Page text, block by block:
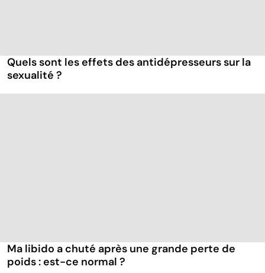
Quels sont les effets des antidépresseurs sur la
sexualité ?
Ma libido a chuté après une grande perte de
poids : est-ce normal ?